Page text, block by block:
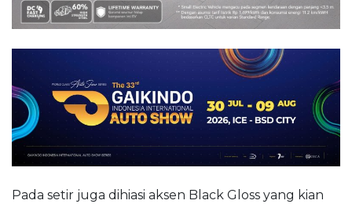
Pada setir juga dihiasi aksen Black Gloss yang kian